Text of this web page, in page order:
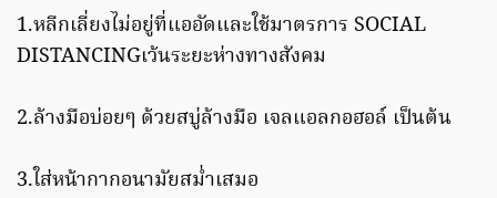
1.หลีกเลี่ยงไม่อยู่ที่แออัดและใช้มาตรการ SOCIAL
DISTANCINGเว้นระยะห่างทางสังคม
2.ล้างมือบ่อยๆ ด้วยสบู่ล้างมือ เจลแอลกอฮอล์ เป็นต้น
3.ใส่หน้ากากอนามัยสม่ำเสมอ